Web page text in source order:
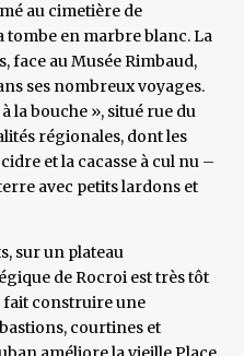
au cimetière de
tombe en marbre blanc. La
face au Musée Rimbaud,
ses nombreux voyages.
la bouche », situé rue du
régionales, dont les
et la cacasse à cul nu –
avec petits lardons et
sur un plateau
de Rocroi est très tôt
fait construire une
courtines et